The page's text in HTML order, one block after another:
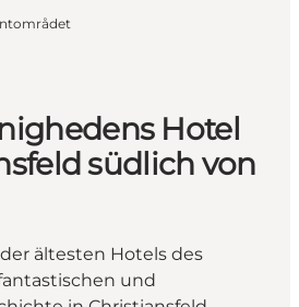
Hotel
südlich von
ältesten Hotels des
und